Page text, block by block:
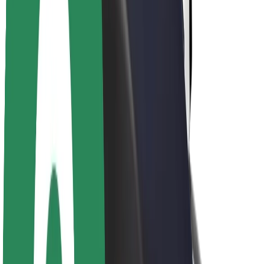
O společnosti Bolt
Udržitelnost podle Boltu
Projekt Zero
Blog
Tiskové centrum
Pokyny ke značce
Naše poslání
Vztahy s investory
Vedení
Značka
Média
Městský fond
Bezpečnost